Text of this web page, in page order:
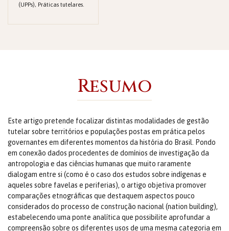
(UPPs), Práticas tutelares.
Resumo
Este artigo pretende focalizar distintas modalidades de gestão
tutelar sobre territórios e populações postas em prática pelos
governantes em diferentes momentos da história do Brasil. Pondo
em conexão dados procedentes de domínios de investigação da
antropologia e das ciências humanas que muito raramente
dialogam entre si (como é o caso dos estudos sobre indígenas e
aqueles sobre favelas e periferias), o artigo objetiva promover
comparações etnográficas que destaquem aspectos pouco
considerados do processo de construção nacional (nation building),
estabelecendo uma ponte analítica que possibilite aprofundar a
compreensão sobre os diferentes usos de uma mesma categoria em